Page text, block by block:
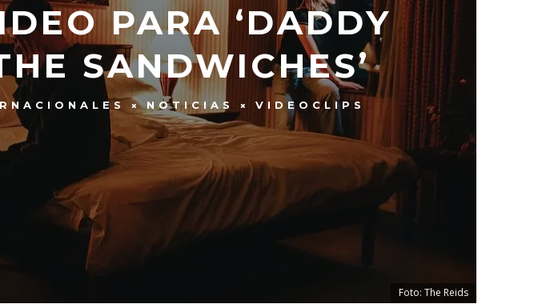
PARA ‘DADDY
SANDWICHES’
NOTICIAS VIDEOCLIPS
Foto: The Reids